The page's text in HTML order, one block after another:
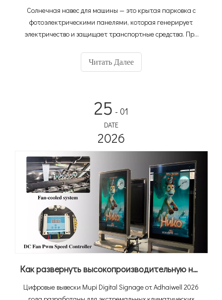
Солнечная навес для машины — это крытая парковка с
фотоэлектрическими панелями, которая генерирует
электричество и защищает транспортные средства. При
станциями для электромобилей он становится
полноценной экосистемой «солнечной зарядки», которая
глобальные продажи электромобилей достигнут 20
миллионов в 2025 году, а рынок солнечных навесов для
автомобилей, по прогнозам, вырастет на 10,6% в год в
среднем до 2,67 миллиардов долларов США к 2034 году,
интегрированные решения быстро становятся стандартом
для коммерческой и общественной зарядной
инфраструктуры.
Читать Далее
25 - 01
DATE
2026
Как развернуть высокопроизводительную наружную цифровую ЖК-вывеску в условиях экстремальной жары в 60°C в Дубае
Цифровые вывески Mupi Digital Signage от Adhaiwell 2026